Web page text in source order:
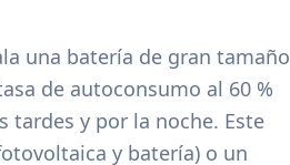
una batería de gran tamaño
de autoconsumo al 60 %
tardes y por la noche. Este
y batería) o un